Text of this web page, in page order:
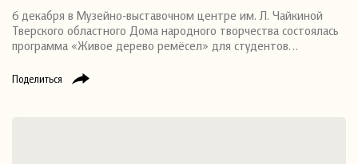
Поделиться
6 декабря в Музейно-выставочном центре им. Л. Чайкиной
Тверского областного Дома народного творчества состоялась
программа «Живое дерево ремёсел» для студентов…